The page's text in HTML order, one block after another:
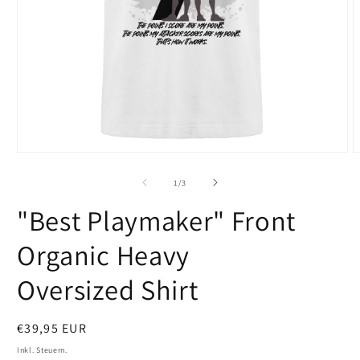
1 /von
3
"Best Playmaker" Front
Organic Heavy
Oversized Shirt
Normaler
Preis
€39,95 EUR
Inkl. Steuern.